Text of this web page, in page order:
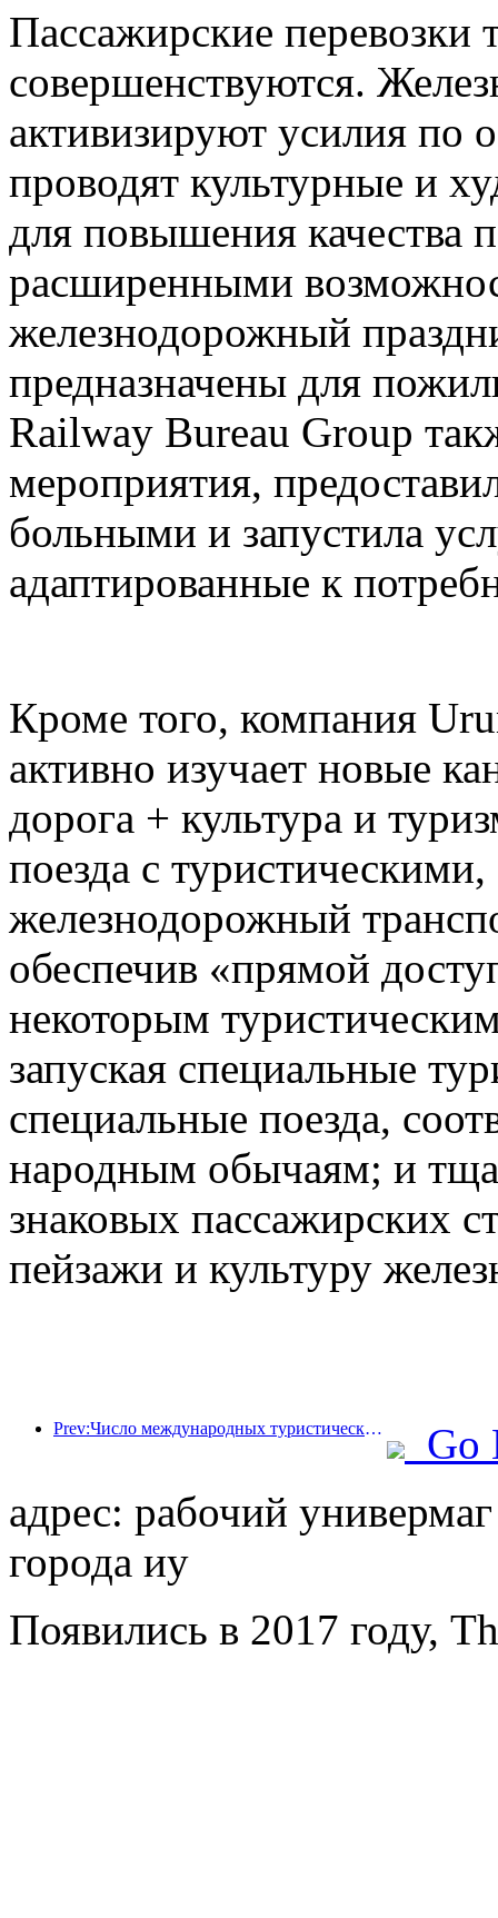
Пассажирские перевозки
совершенствуются.
активизируют усилия по
проводят культурные и
для повышения качества
расширенными
железнодорожный
предназначены для
Railway Bureau Group
мероприятия,
больными и запустила
адаптированные к
Кроме того, компания
активно изучает новые
дорога + культура и
поезда с
железнодорожный
обеспечив «прямой
некоторым
запуская специальные
специальные поезда,
народным обычаям; и
знаковых пассажирских
пейзажи и культуру
Prev:Число международных туристических прибытий в мире в первой половине года увеличилось на 5% в годовом исчислении
Go
адрес: рабочий
города иу
Появились в 2017 году,